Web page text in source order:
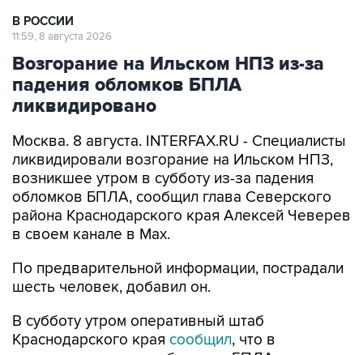
В РОССИИ
11:59, 8 августа 2026
Возгорание на Ильском НПЗ из-за
падения обломков БПЛА
ликвидировано
Москва. 8 августа. INTERFAX.RU - Специалисты
ликвидировали возгорание на Ильском НПЗ,
возникшее утром в субботу из-за падения
обломков БПЛА, сообщил глава Северского
района Краснодарского края Алексей Чеверев
в своем канале в Max.
По предварительной информации, пострадали
шесть человек, добавил он.
В субботу утром оперативный штаб
Краснодарского края сообщил, что в